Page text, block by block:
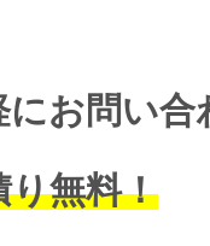
お問い
り無料！